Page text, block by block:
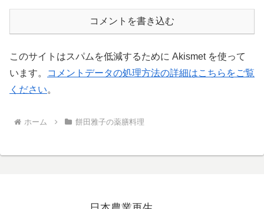
コメントを書き込む
このサイトはスパムを低減するために Akismet を使って
います。
コメントデータの処理方法の詳細はこちらをご覧
ください。
ホーム 餅田雅子の薬膳料理